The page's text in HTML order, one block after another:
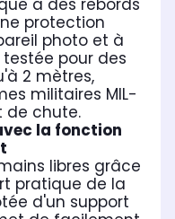
a des rebords
protection
photo et à
pour des
2 mètres,
militaires MIL-
de chute.
la fonction
libres grâce
pratique de la
d'un support